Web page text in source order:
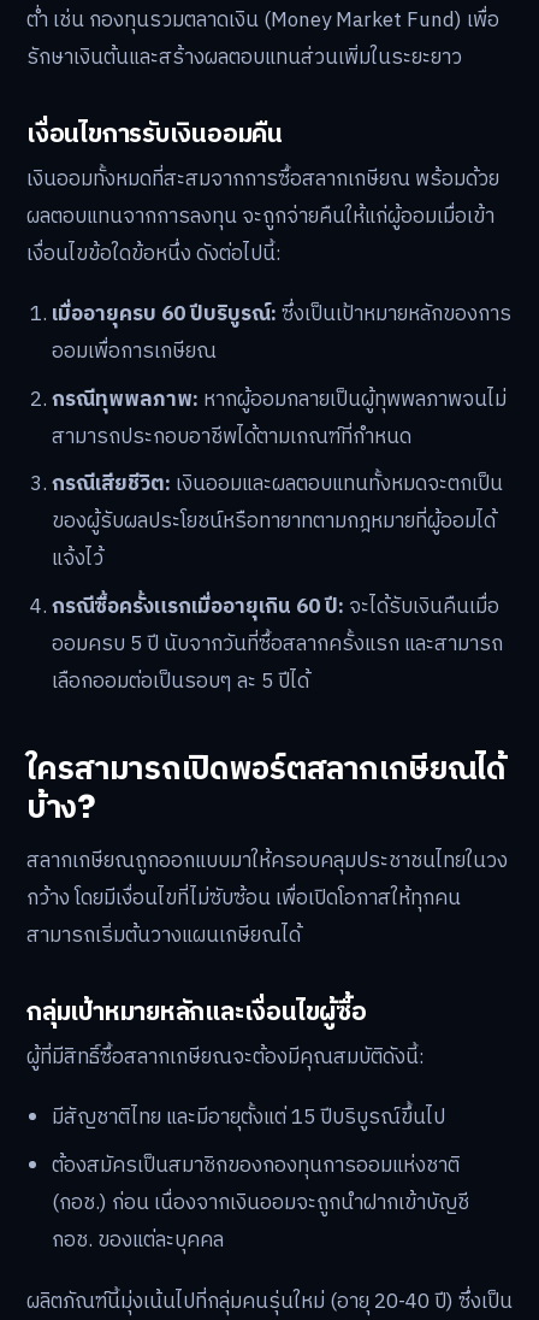
ถูกเปลี่ยนให้เป็นเงินออมระยะยาว ซึ่งบริหารจัดการโดย กอช.
เพื่อให้เกิดประโยชน์สูงสุดแก่ผู้ออม
กระบวนการจัดการเงินออมและการลงทุน
ทุกครั้งที่มีการซื้อสลากเกษียณ เงินจำนวน 50 บาทต่อใบจะ
ถูกบันทึกเข้าสู่บัญชีเงินออมรายบุคคลของผู้ซื้อภายใต้ระบบ
ของ กอช. จากนั้น กอช. ซึ่งทำหน้าที่เป็นผู้จัดการกองทุน จะ
ต่ำ เช่น กองทุนรวมตลาดเงิน (Money Market Fund) เพื่อ
รักษาเงินต้นและสร้างผลตอบแทนส่วนเพิ่มในระยะยาว
เงื่อนไขการรับเงินออมคืน
เงินออมทั้งหมดที่สะสมจากการซื้อสลากเกษียณ พร้อมด้วย
ผลตอบแทนจากการลงทุน จะถูกจ่ายคืนให้แก่ผู้ออมเมื่อเข้า
เงื่อนไขข้อใดข้อหนึ่ง ดังต่อไปนี้:
เมื่ออายุครบ 60 ปีบริบูรณ์:ซึ่งเป็นเป้าหมายหลักของการ
ออมเพื่อการเกษียณ
กรณีเสียชีวิต:เงินออมและผลตอบแทนทั้งหมดจะตกเป็น
ของผู้รับผลประโยชน์หรือทายาทตามกฎหมายที่ผู้ออมได้
แจ้งไว้
กรณีซื้อครั้งแรกเมื่ออายุเกิน 60 ปี:จะได้รับเงินคืนเมื่อ
ออมครบ 5 ปี นับจากวันที่ซื้อสลากครั้งแรก และสามารถ
เลือกออมต่อเป็นรอบๆ ละ 5 ปีได้
ใครสามารถเปิดพอร์ตสลากเกษียณได้
บ้าง?
สลากเกษียณถูกออกแบบมาให้ครอบคลุมประชาชนไทยในวง
กว้าง โดยมีเงื่อนไขที่ไม่ซับซ้อน เพื่อเปิดโอกาสให้ทุกคน
สามารถเริ่มต้นวางแผนเกษียณได้